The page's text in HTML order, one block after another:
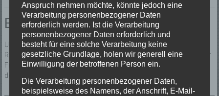
Einsatzbericht:
Unklare Rauchentwicklung in Biederbach. Vor Ort wurde eine
Rauchentwicklung im Kamin festgestellt. Nach Rücksprache mit der
Freiwilligen Feuerwehr Biederbach rückte die Abteilung Elzach von
der Einsatzstelle ab.
Anspruch nehmen möchte, könnte jedoch eine
Verarbeitung personenbezogener Daten
erforderlich werden. Ist die Verarbeitung
personenbezogener Daten erforderlich und
besteht für eine solche Verarbeitung keine
gesetzliche Grundlage, holen wir generell eine
Einwilligung der betroffenen Person ein.
Die Verarbeitung personenbezogener Daten,
beispielsweise des Namens, der Anschrift, E-Mail-